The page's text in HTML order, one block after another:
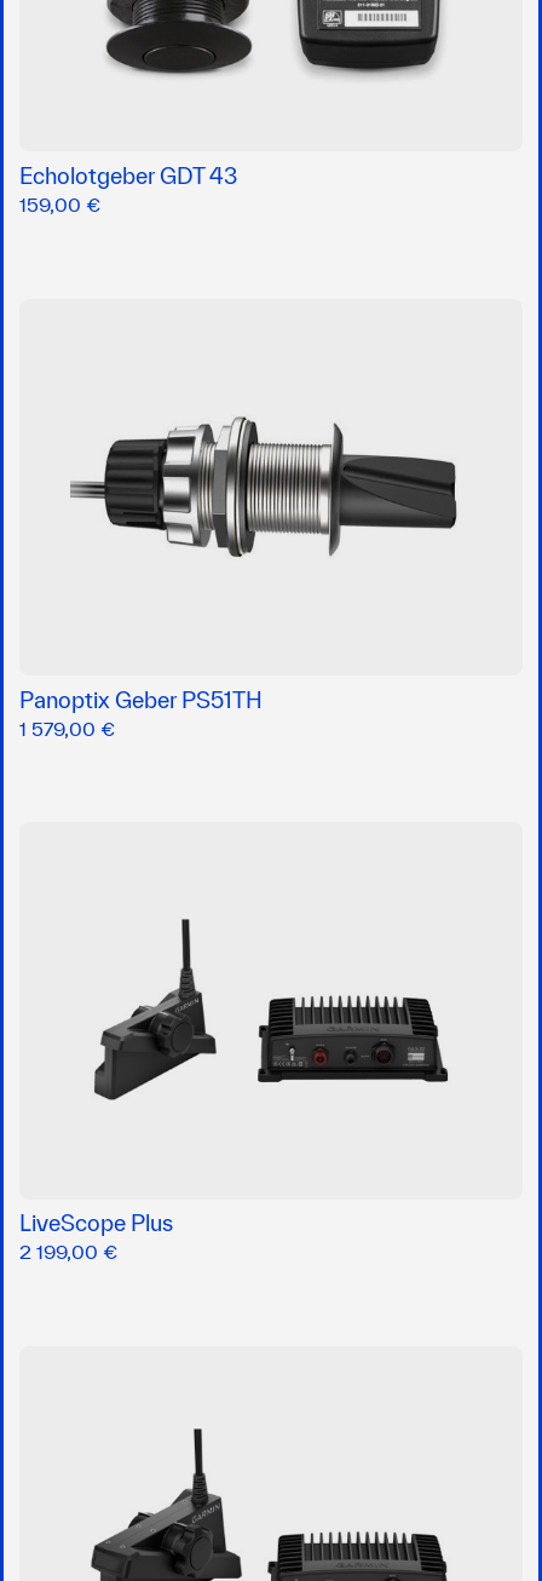
Echolotgeber GDT 43
159,00 €
Panoptix Geber PS51TH
1 579,00 €
LiveScope Plus
2 199,00 €